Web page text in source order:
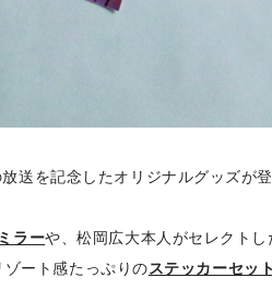
送を記念したオリジナルグッズが
ラーや、松岡広大本人がセレクトし
ゾート感たっぷりのステッカーセット